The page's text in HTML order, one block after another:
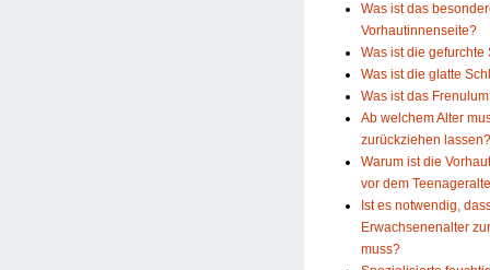
Was ist das
Vorhautinnenseite?
Was ist die gefurchte
Was ist die glatte
Was ist das
Ab welchem Alter
zurückziehen
Warum ist die
vor dem
Ist es notwendig,
Erwachsenenalter
muss?